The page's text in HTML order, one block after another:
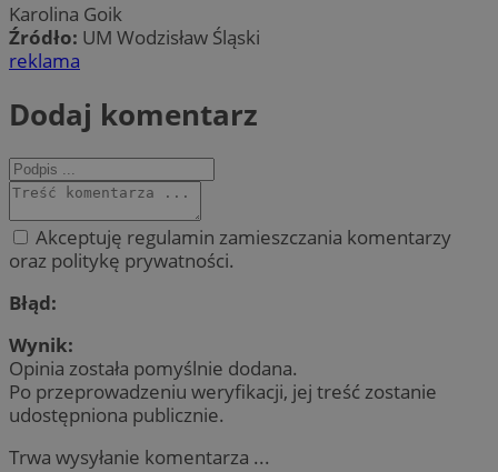
Karolina Goik
Źródło: UM Wodzisław Śląski
reklama
Dodaj komentarz
Akceptuję regulamin zamieszczania komentarzy
oraz politykę prywatności.
Błąd:
Wynik:
Opinia została pomyślnie dodana.
Po przeprowadzeniu weryfikacji, jej treść zostanie
udostępniona publicznie.
Trwa wysyłanie komentarza ...